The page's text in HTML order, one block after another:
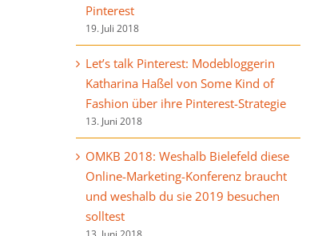
Pinterest
19. Juli 2018
Let’s talk Pinterest: Modebloggerin
Katharina Haßel von Some Kind of
Fashion über ihre Pinterest-Strategie
13. Juni 2018
OMKB 2018: Weshalb Bielefeld diese
Online-Marketing-Konferenz braucht
und weshalb du sie 2019 besuchen
solltest